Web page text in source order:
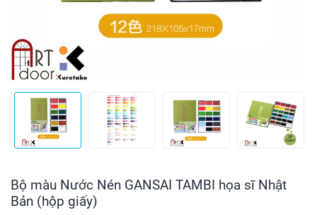
Bộ màu Nước Nén GANSAI TAMBI họa sĩ Nhật
Bản (hộp giấy)